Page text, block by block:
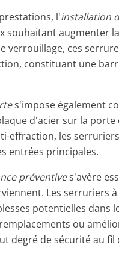
l'installation
souhaitant augmenter
verrouillage, ces
constituant une
s'impose également
d'acier sur la
effraction, les
entrées principales.
préventives'avère
Les serruriers
potentielles dans
ou
degré de sécurité au fil